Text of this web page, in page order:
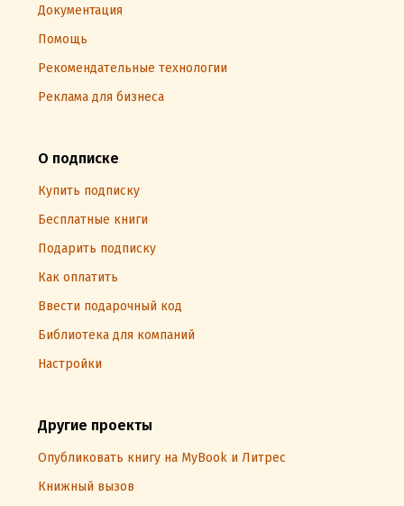
Документация
Помощь
Рекомендательные технологии
Реклама для бизнеса
О подписке
Купить подписку
Бесплатные книги
Подарить подписку
Как оплатить
Ввести подарочный код
Библиотека для компаний
Настройки
Другие проекты
Опубликовать книгу на MyBook и Литрес
Книжный вызов